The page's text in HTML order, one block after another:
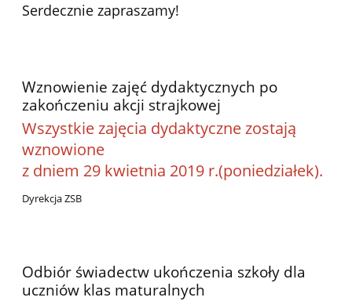
Serdecznie zapraszamy!
Wznowienie zajęć dydaktycznych po
zakończeniu akcji strajkowej
Wszystkie zajęcia dydaktyczne zostają
wznowione
z dniem 29 kwietnia 2019 r.(poniedziałek).
Dyrekcja ZSB
Odbiór świadectw ukończenia szkoły dla
uczniów klas maturalnych